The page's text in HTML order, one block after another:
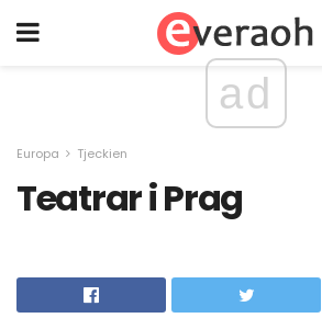
ad
Europa Tjeckien
Teatrar i Prag